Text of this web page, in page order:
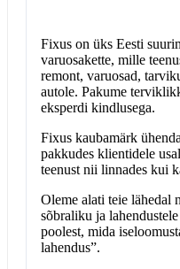
Fixus on üks Eesti
varuosakette, mille
remont, varuosad,
autole. Pakume
eksperdi kindlusega.
Fixus kaubamärk
pakkudes klientidele
teenust nii linnades kui
Oleme alati teie lähedal
sõbraliku ja
poolest, mida
lahendus”.